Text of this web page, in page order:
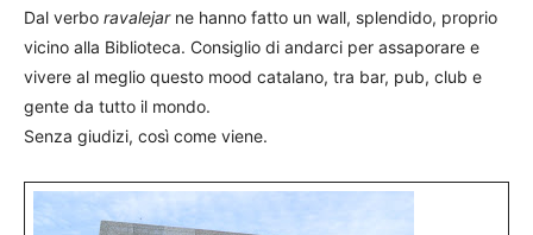
Dal verbo ravalejarne hanno fatto un wall, splendido, proprio
vicino alla Biblioteca. Consiglio di andarci per assaporare e
vivere al meglio questo mood catalano, tra bar, pub, club e
gente da tutto il mondo.
Senza giudizi, così come viene.